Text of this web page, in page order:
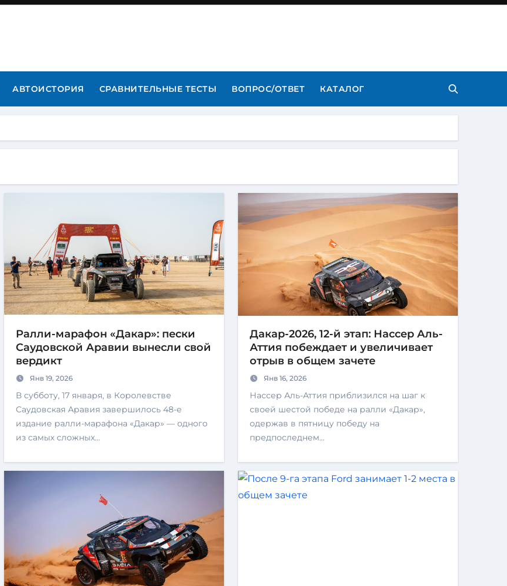
АВТОИСТОРИЯ СРАВНИТЕЛЬНЫЕ ТЕСТЫ ВОПРОС/ОТВЕТ КАТАЛОГ
Ралли-марафон «Дакар»: пески
Саудовской Аравии вынесли свой
вердикт
Янв 19, 2026
В субботу, 17 января, в Королевстве
Саудовская Аравия завершилось 48-е
издание ралли-марафона «Дакар» — одного
из самых сложных…
Дакар-2026, 12-й этап: Нассер Аль-
Аттия побеждает и увеличивает
отрыв в общем зачете
Янв 16, 2026
Нассер Аль-Аттия приблизился на шаг к
своей шестой победе на ралли «Дакар»,
одержав в пятницу победу на
предпоследнем…